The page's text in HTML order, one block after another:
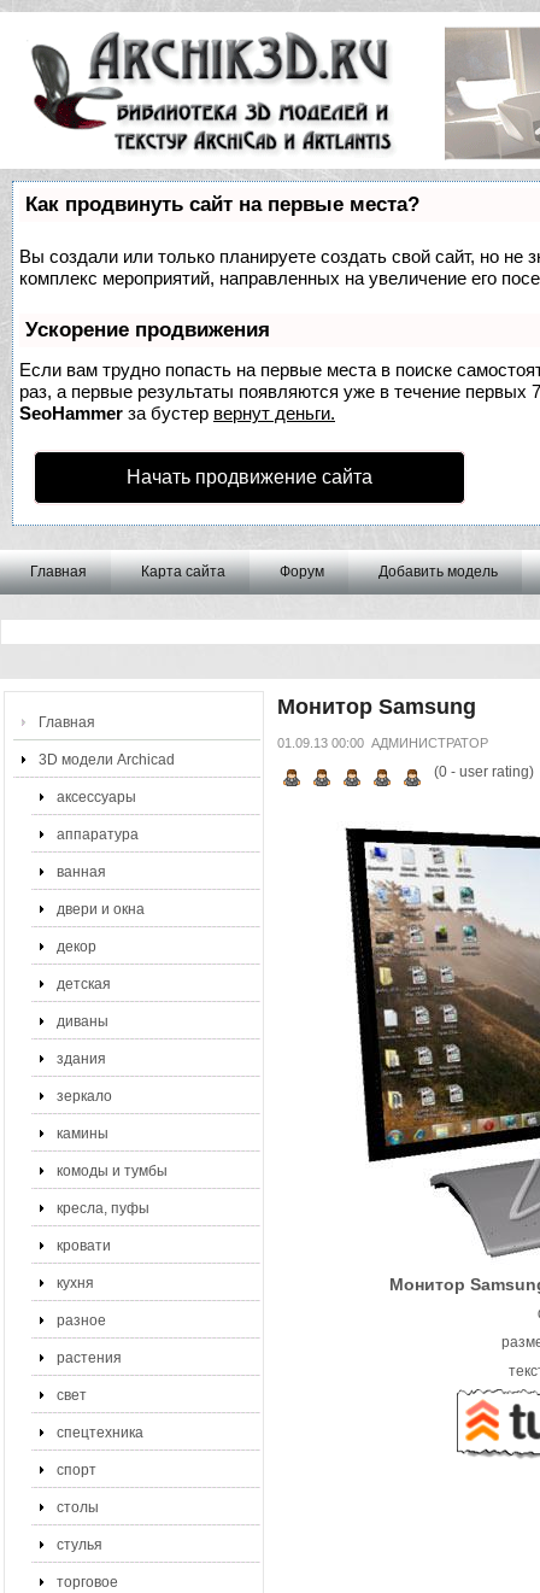
Как продвинуть сайт на первые места?
Вы создали или только планируете создать свой сайт, но не
комплекс мероприятий, направленных на увеличение его
Ускорение продвижения
Если вам трудно попасть на первые места в поиске
раз, а первые результаты появляются уже в течение первых
SeoHammer за бустер вернут деньги.
Начать продвижение сайта
Главная Карта сайта Форум Добавить модель
Главная
3D модели Archicad
аксессуары
аппаратура
ванная
двери и окна
декор
детская
диваны
здания
зеркало
камины
комоды и тумбы
кресла, пуфы
кровати
кухня
разное
растения
свет
спецтехника
спорт
столы
стулья
торговое
Монитор Samsung
01.09.13 00:00 АДМИНИСТРАТОР
(0- user rating)
Монитор